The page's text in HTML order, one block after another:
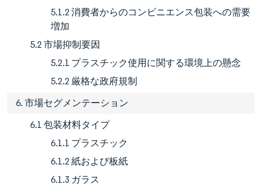
5.1.2 消費者からのコンビニエンス包装への需要
増加
5.2 市場抑制要因
5.2.1 プラスチック使用に関する環境上の懸念
5.2.2 厳格な政府規制
6. 市場セグメンテーション
6.1 包装材料タイプ
6.1.1 プラスチック
6.1.2 紙および板紙
6.1.3 ガラス